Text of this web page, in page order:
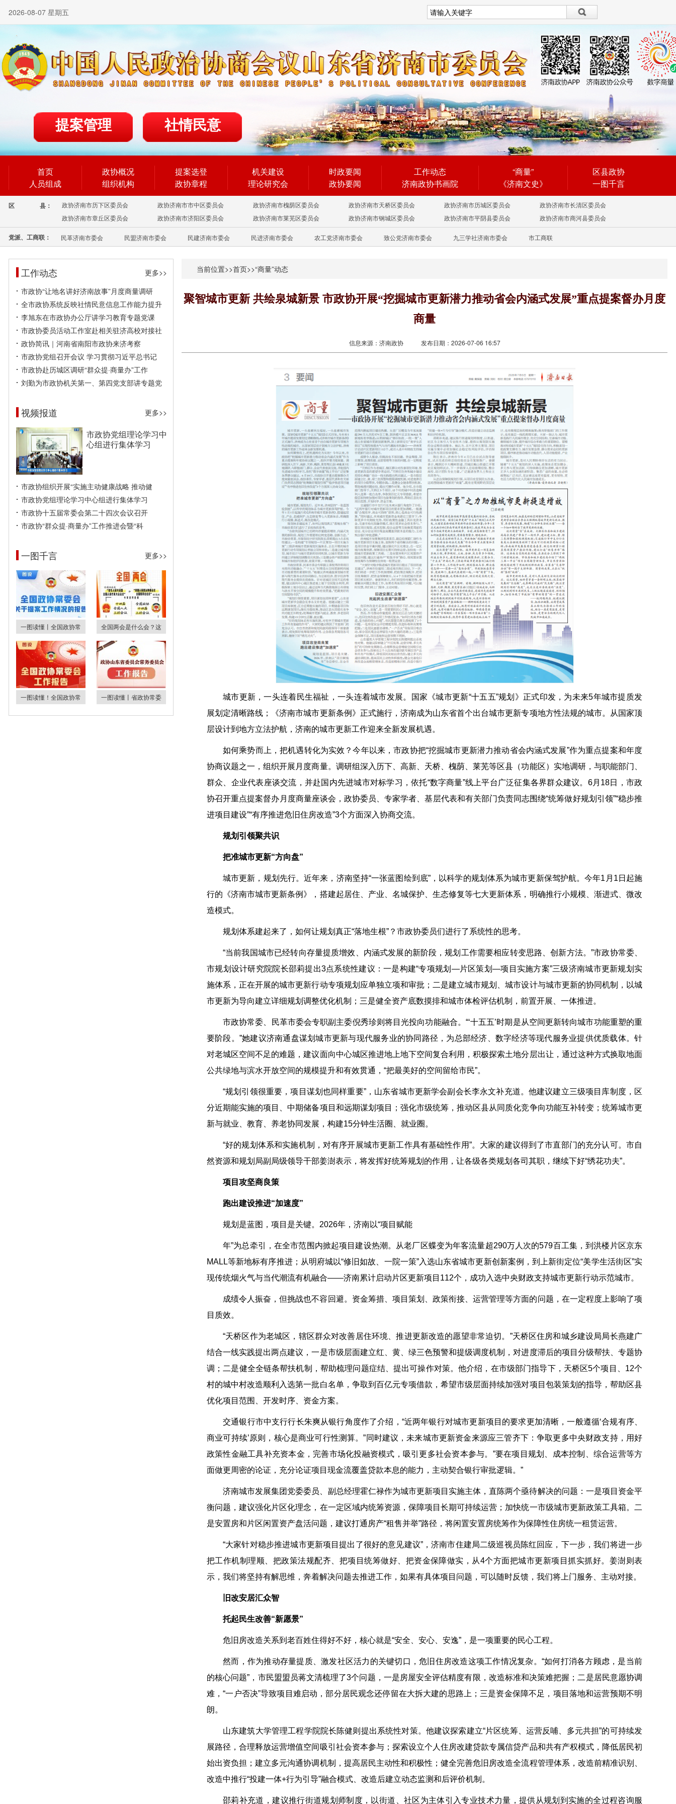
2026-08-07 星期五
繁體
提案管理 社情民意
首页
人员组成
政协概况
组织机构
提案选登
政协章程
机关建设
理论研究会
时政要闻
政协要闻
工作动态
济南政协书画院
“商量”
《济南文史》
区县政协
一图千言
区 县： 政协济南市历下区委员会 政协济南市市中区委员会 政协济南市槐荫区委员会 政协济南市天桥区委员会 政协济南市历城区委员会
政协济南市长清区委员会
政协济南市章丘区委员会
政协济南市济阳区委员会 政协济南市莱芜区委员会 政协济南市钢城区委员会 政协济南市平阴县委员会 政协济南市商河县委员会
党派、工商联： 民革济南市委会 民盟济南市委会 民建济南市委会 民进济南市委会 农工党济南市委会 致公党济南市委会 九三学社济南市委会 市工商联
工作动态
更多>>
市政协“让地名讲好济南故事”月度商量调研
全市政协系统反映社情民意信息工作能力提升
李旭东在市政协办公厅讲学习教育专题党课
市政协委员活动工作室赴相关驻济高校对接社
政协简讯｜河南省南阳市政协来济考察
市政协党组召开会议 学习贯彻习近平总书记
市政协赴历城区调研“群众提·商量办”工作
刘勤为市政协机关第一、第四党支部讲专题党
视频报道 更多>>
市政协党组理论学习中
心组进行集体学习
市政协组织开展“实施主动健康战略 推动健
市政协党组理论学习中心组进行集体学习
市政协十五届常委会第二十四次会议召开
市政协“群众提·商量办”工作推进会暨“科
一图千言 更多>>
一图读懂丨全国政协常 全国两会是什么会？这
一图读懂！全国政协常 一图读懂丨省政协常委
当前位置>>首页>>“商量”动态
聚智城市更新 共绘泉城新景 市政协开展“挖掘城市更新潜力推动省会内涵式发展”重点提案督办月度
商量
信息来源：济南政协 发布日期：2026-07-06 16:57
城市更新，一头连着民生福祉，一头连着城市发展。国家《城市更新“十五五”规划》正式印发，为未来5年城市提质发
展划定清晰路线；《济南市城市更新条例》正式施行，济南成为山东省首个出台城市更新专项地方性法规的城市。从国家顶
层设计到地方立法护航，济南的城市更新工作迎来全新发展机遇。
如何乘势而上，把机遇转化为实效？今年以来，市政协把“挖掘城市更新潜力推动省会内涵式发展”作为重点提案和年度
协商议题之一，组织开展月度商量。调研组深入历下、高新、天桥、槐荫、莱芜等区县（功能区）实地调研，与职能部门、
群众、企业代表座谈交流，并赴国内先进城市对标学习，依托“数字商量”线上平台广泛征集各界群众建议。6月18日，市政
协召开重点提案督办月度商量座谈会，政协委员、专家学者、基层代表和有关部门负责同志围绕“统筹做好规划引领”“稳步推
进项目建设”“有序推进危旧住房改造”3个方面深入协商交流。
规划引领聚共识
把准城市更新“方向盘”
城市更新，规划先行。近年来，济南坚持“一张蓝图绘到底”，以科学的规划体系为城市更新保驾护航。今年1月1日起施
行的《济南市城市更新条例》，搭建起居住、产业、名城保护、生态修复等七大更新体系，明确推行小规模、渐进式、微改
造模式。
规划体系建起来了，如何让规划真正“落地生根”？市政协委员们进行了系统性的思考。
“当前我国城市已经转向存量提质增效、内涵式发展的新阶段，规划工作需要相应转变思路、创新方法。”市政协常委、
市规划设计研究院院长邵莉提出3点系统性建议：一是构建“专项规划—片区策划—项目实施方案”三级济南城市更新规划实
施体系，正在开展的城市更新行动专项规划应单独立项和审批；二是建立城市规划、城市设计与城市更新的协同机制，以城
市更新为导向建立详细规划调整优化机制；三是健全资产底数摸排和城市体检评估机制，前置开展、一体推进。
市政协常委、民革市委会专职副主委倪秀珍则将目光投向功能融合。“‘十五五’时期是从空间更新转向城市功能重塑的重
要阶段。”她建议济南通盘谋划城市更新与现代服务业的协同路径，为总部经济、数字经济等现代服务业提供优质载体。针
对老城区空间不足的难题，建议面向中心城区推进地上地下空间复合利用，积极探索土地分层出让，通过这种方式换取地面
公共绿地与滨水开放空间的规模提升和有效贯通，“把最美好的空间留给市民”。
“规划引领很重要，项目谋划也同样重要”，山东省城市更新学会副会长李永文补充道。他建议建立三级项目库制度，区
分近期能实施的项目、中期储备项目和远期谋划项目；强化市级统筹，推动区县从同质化竞争向功能互补转变；统筹城市更
新与就业、教育、养老协同发展，构建15分钟生活圈、就业圈。
“好的规划体系和实施机制，对有序开展城市更新工作具有基础性作用”。大家的建议得到了市直部门的充分认可。市自
然资源和规划局副局级领导干部姜澍表示，将发挥好统筹规划的作用，让各级各类规划各司其职，继续下好“绣花功夫”。
项目攻坚商良策
跑出建设推进“加速度”
规划是蓝图，项目是关键。2026年，济南以“项目赋能
年”为总牵引，在全市范围内掀起项目建设热潮。从老厂区蝶变为年客流量超290万人次的579百工集，到洪楼片区京东
MALL等新地标有序推进；从明府城以“修旧如故、一院一策”入选山东省城市更新创新案例，到上新街定位“美学生活街区”实
现传统烟火气与当代潮流有机融合——济南累计启动片区更新项目112个，成功入选中央财政支持城市更新行动示范城市。
成绩令人振奋，但挑战也不容回避。资金筹措、项目策划、政策衔接、运营管理等方面的问题，在一定程度上影响了项
目质效。
“天桥区作为老城区，辖区群众对改善居住环境、推进更新改造的愿望非常迫切。”天桥区住房和城乡建设局局长燕建广
结合一线实践提出两点建议，一是市级层面建立红、黄、绿三色预警和提级调度机制，对进度滞后的项目分级帮扶、专题协
调；二是健全全链条帮扶机制，帮助梳理问题症结、提出可操作对策。他介绍，在市级部门指导下，天桥区5个项目、12个
村的城中村改造顺利入选第一批白名单，争取到百亿元专项借款，希望市级层面持续加强对项目包装策划的指导，帮助区县
优化项目范围、开发时序、资金方案。
交通银行市中支行行长朱爽从银行角度作了介绍，“近两年银行对城市更新项目的要求更加清晰，一般遵循‘合规有序、
商业可持续’原则，核心是商业可行性测算。”同时建议，未来城市更新资金来源应三管齐下：争取更多中央财政支持，用好
政策性金融工具补充资本金，完善市场化投融资模式，吸引更多社会资本参与。”要在项目规划、成本控制、综合运营等方
面做更周密的论证，充分论证项目现金流覆盖贷款本息的能力，主动契合银行审批逻辑。”
济南城市发展集团党委委员、副总经理霍仁禄作为城市更新项目实施主体，直陈两个亟待解决的问题：一是项目资金平
衡问题，建议强化片区化理念，在一定区域内统筹资源，保障项目长期可持续运营；加快统一市级城市更新政策工具箱。二
是安置房和片区闲置资产盘活问题，建议打通房产“租售并举”路径，将闲置安置房统筹作为保障性住房统一租赁运营。
“大家针对稳步推进城市更新项目提出了很好的意见建议”，济南市住建局二级巡视员陈红回应，下一步，我们将进一步
把工作机制理顺、把政策法规配齐、把项目统筹做好、把资金保障做实，从4个方面把城市更新项目抓实抓好。姜澍则表
示，我们将坚持有解思维，奔着解决问题去推进工作，如果有具体项目问题，可以随时反馈，我们将上门服务、主动对接。
旧改安居汇众智
托起民生改善“新愿景”
危旧房改造关系到老百姓住得好不好，核心就是“安全、安心、安逸”，是一项重要的民心工程。
然而，作为推动存量提质、激发社区活力的关键切口，危旧住房改造这项工作情况复杂。“如何打消各方顾虑，是当前
的核心问题”，市民盟盟员蒋文清梳理了3个问题，一是房屋安全评估精度有限，改造标准和决策难把握；二是居民意愿协调
难，“一户否决”导致项目难启动，部分居民观念还停留在大拆大建的思路上；三是资金保障不足，项目落地和运营预期不明
朗。
山东建筑大学管理工程学院院长陈健则提出系统性对策。他建议探索建立“片区统筹、运营反哺、多元共担”的可持续发
展路径，合理释放运营增值空间吸引社会资本参与；探索设立个人住房改建贷款专属信贷产品和共有产权模式，降低居民初
始出资负担；建立多元沟通协调机制，提高居民主动性和积极性；健全完善危旧房改造全流程管理体系，改造前精准识别、
改造中推行“投建一体+行为引导”融合模式、改造后建立动态监测和后评价机制。
邵莉补充道，建议推行街道规划师制度，以街道、社区为主体引入专业技术力量，提供从规划到实施的全过程咨询服